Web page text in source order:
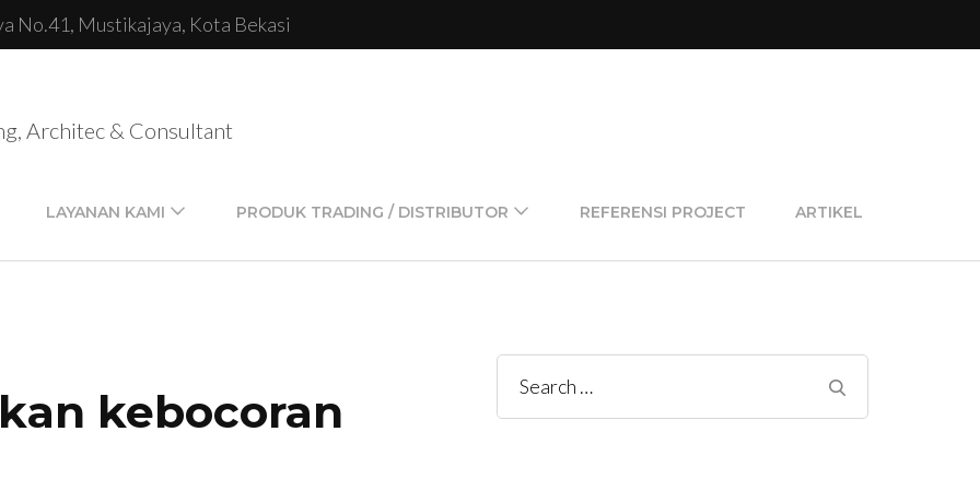
No.41, Mustikajaya, Kota Bekasi
Architec & Consultant
LAYANAN KAMI PRODUK TRADING / DISTRIBUTOR REFERENSI PROJECT ARTIKEL
kebocoran
Search
for: